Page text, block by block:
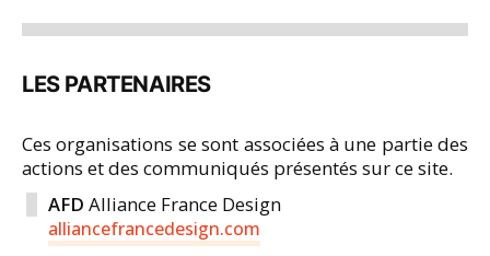
LES PARTENAIRES
Ces organisations se sont associées à une partie des
actions et des communiqués présentés sur ce site.
AFD Alliance France Design
alliancefrancedesign.com